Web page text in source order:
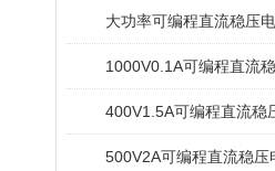
大功率可编程直流稳压
500V2A可编程直流稳压